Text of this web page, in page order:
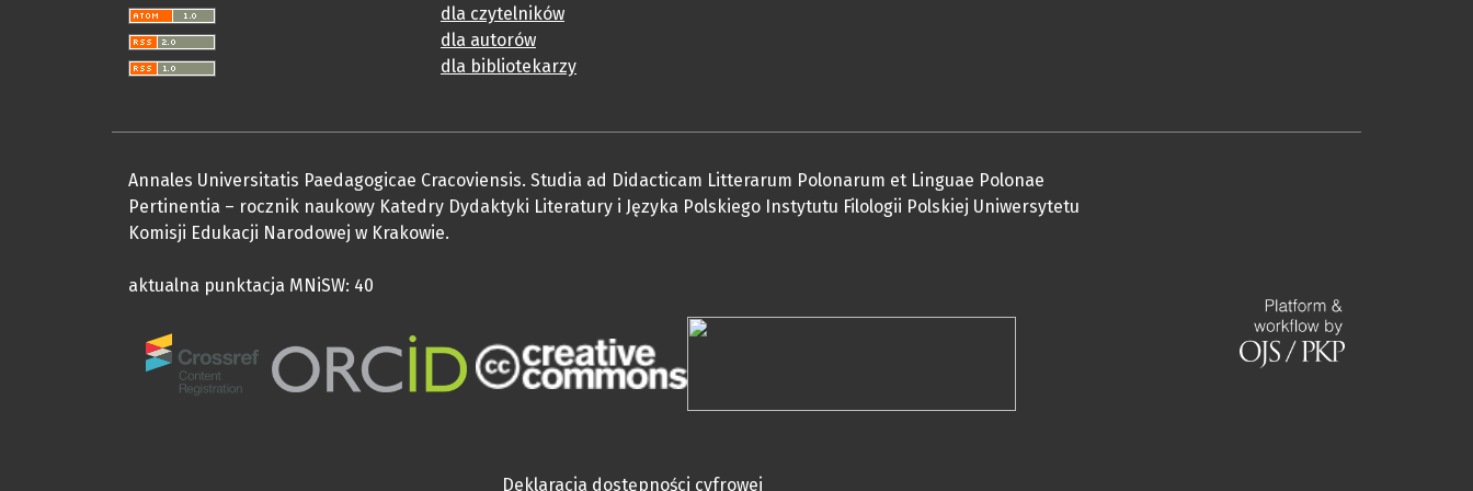
dla czytelników
dla autorów
dla bibliotekarzy
Annales Universitatis Paedagogicae Cracoviensis. Studia ad Didacticam Litterarum Polonarum et Linguae Polonae
Pertinentia – rocznik naukowy Katedry Dydaktyki Literatury i Języka Polskiego Instytutu Filologii Polskiej Uniwersytetu
Komisji Edukacji Narodowej w Krakowie.
aktualna punktacja MNiSW: 40
Deklaracja dostępności cyfrowej